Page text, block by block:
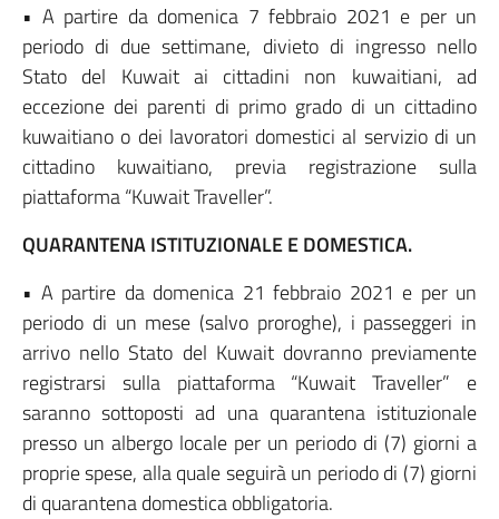
• A partire da domenica 7 febbraio 2021 e per un
periodo di due settimane, divieto di ingresso nello
Stato del Kuwait ai cittadini non kuwaitiani, ad
eccezione dei parenti di primo grado di un cittadino
kuwaitiano o dei lavoratori domestici al servizio di un
cittadino kuwaitiano, previa registrazione sulla
piattaforma “Kuwait Traveller”.
QUARANTENA ISTITUZIONALE E DOMESTICA.
• A partire da domenica 21 febbraio 2021 e per un
periodo di un mese (salvo proroghe), i passeggeri in
arrivo nello Stato del Kuwait dovranno previamente
registrarsi sulla piattaforma “Kuwait Traveller” e
saranno sottoposti ad una quarantena istituzionale
presso un albergo locale per un periodo di (7) giorni a
proprie spese, alla quale seguirà un periodo di (7) giorni
di quarantena domestica obbligatoria.